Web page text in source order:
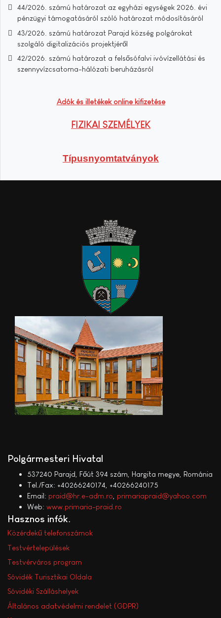
44/2026. számú határozat az egyházi egységek 2026. évi
pénzügyi támogatásáról szóló határozat módosításáról
43/2026. számú határozat Parajd község polgárokat
szolgáló digitalizációs projektjéről
42/2026. számú határozat a felsősófalvi ivóvízellátási és
szennyvízcsatorna-hálózati beruházásról
Adók és illetékek online kifizetése
FIZIKAI SZEMÉLYEK
Típusnyomtatványok
Polgármesteri Hivatal
537240 Parajd, Főút 394 szám, Hargita megye, Románia
Tel./Fax: +40266240174, +40266240175
Email: praid@hr.e-adm.ro primariapraid@yahoo.com
Web: www.primaria-praid.ro
Hasznos infók
Közérdekű telefonszámok
Testvértelepülések
Testvérváros program
Sóvidék Turisztikai Oldala
Sóvidéki Szálláshelyek
Általános adatvédelmi rendelet (GDPR)